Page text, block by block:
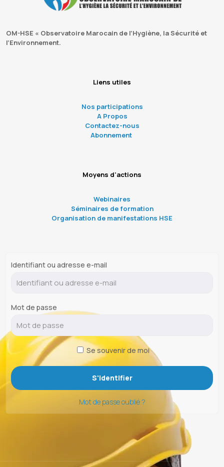
OM-HSE « Observatoire Marocain de l’Hygiène, la Sécurité et
l’Environnement.
Liens utiles
Nos participations
A Propos
Contactez-nous
Abonnement
Moyens d'actions
Webinaires
Séminaires de formation
Organisation de manifestations HSE
Identifiant ou adresse e-mail
Mot de passe
Se souvenir de moi
Mot de passe oublié ?